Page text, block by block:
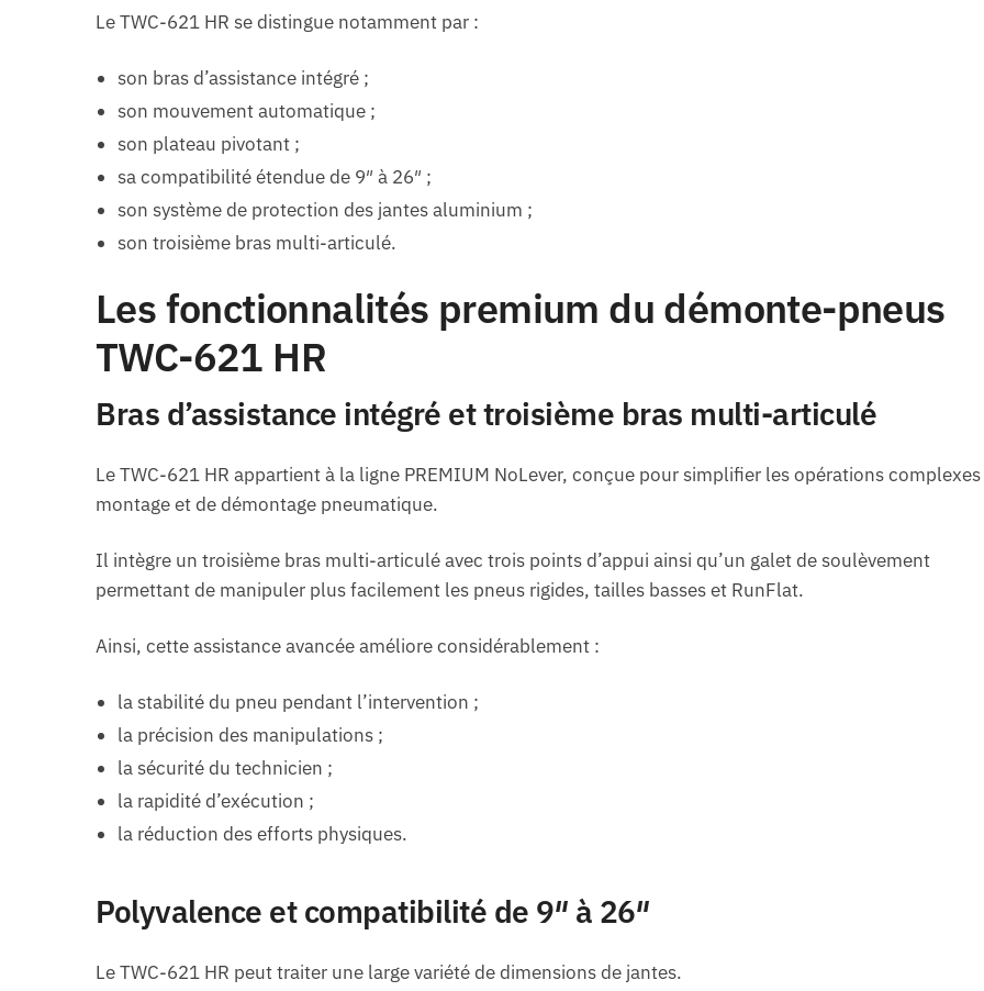
Le TWC-621 HR se distingue notamment par :
son bras d’assistance intégré ;
son mouvement automatique ;
son plateau pivotant ;
sa compatibilité étendue de 9″ à 26″ ;
son système de protection des jantes aluminium ;
son troisième bras multi-articulé.
Les fonctionnalités premium du démonte-pneus
TWC-621 HR
Bras d’assistance intégré et troisième bras multi-articulé
Le TWC-621 HR appartient à la ligne PREMIUM NoLever, conçue pour simplifier les opérations
montage et de démontage pneumatique.
Il intègre un troisième bras multi-articulé avec trois points d’appui ainsi qu’un galet de soulèvement
permettant de manipuler plus facilement les pneus rigides, tailles basses et RunFlat.
Ainsi, cette assistance avancée améliore considérablement :
la stabilité du pneu pendant l’intervention ;
la précision des manipulations ;
la sécurité du technicien ;
la rapidité d’exécution ;
la réduction des efforts physiques.
Polyvalence et compatibilité de 9″ à 26″
Le TWC-621 HR peut traiter une large variété de dimensions de jantes.